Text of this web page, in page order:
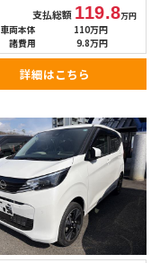
支払総額 119.8万円
車両本体
110万円
諸費用
9.8万円
詳細はこちら